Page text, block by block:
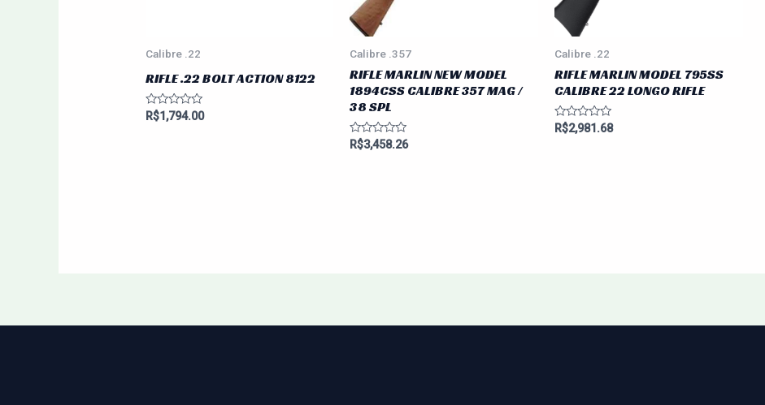
Calibre .22
RIFLE .22 BOLT ACTION 8122
Avaliação
R$1,794.00
Calibre .357
RIFLE MARLIN NEW MODEL
1894CSS CALIBRE 357 MAG /
38 SPL
Avaliação
R$3,458.26
Calibre .22
RIFLE MARLIN MODEL 795SS
CALIBRE 22 LONGO RIFLE
Avaliação
R$2,981.68